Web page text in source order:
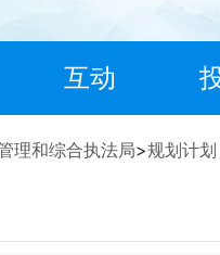
互动
理和综合执法局>规划计划